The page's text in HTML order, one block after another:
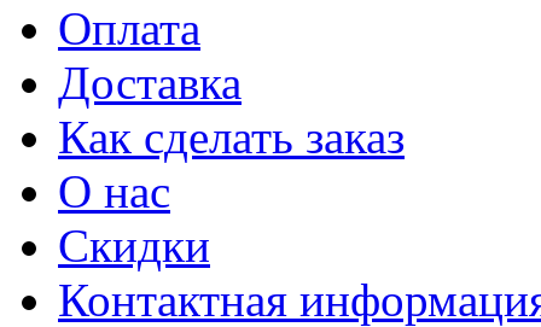
Оплата
Доставка
Как сделать заказ
О нас
Скидки
Контактная